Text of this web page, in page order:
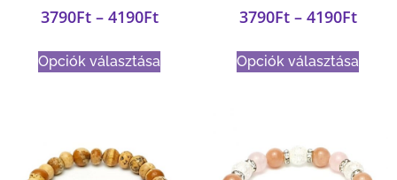
3790Ft – 4190Ft
Opciók választása
3790Ft – 4190Ft
Opciók választása